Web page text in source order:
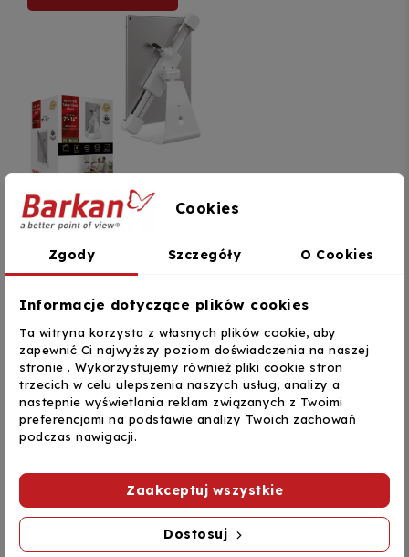
Barkan
Barkan T71HL Uchwyt
biurkowy do tabletu 7–14
200,77 zł
DODAJ DO KOSZYKA
Pokazano 1-3 z 3 pozycji
1
New products
Cookies
Zgody Szczegóły O Cookies
Informacje dotyczące plików cookies
Ta witryna korzysta z własnych plików cookie, aby
zapewnić Ci najwyższy poziom doświadczenia na naszej
stronie . Wykorzystujemy również pliki cookie stron
trzecich w celu ulepszenia naszych usług, analizy a
nastepnie wyświetlania reklam związanych z Twoimi
preferencjami na podstawie analizy Twoich zachowań
podczas nawigacji.
Dostosuj
Zaakceptuj wszystkie